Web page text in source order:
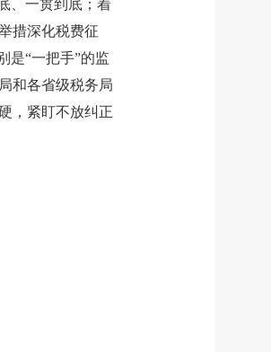
、一贯到底；着
措深化税费征
是“一把手”的监
和各省级税务局
，紧盯不放纠正